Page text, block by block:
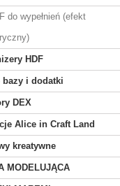
do wypełnień (efekt
HDF
bazy i dodatki
DEX
Alice in Craft Land
kreatywne
MODELUJĄCA